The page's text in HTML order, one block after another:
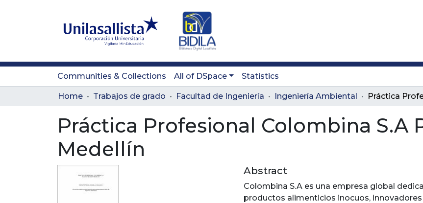
Communities & Collections All of DSpace Statistics
Home Trabajos de grado Facultad de Ingeniería Ingeniería Ambiental
Práctica Profesional Colombina S.A
Medellín
Abstract
Colombina S.A es una empresa global
productos alimenticios inocuos,